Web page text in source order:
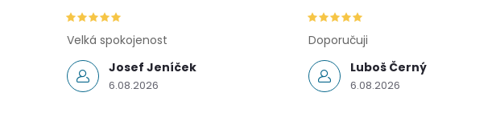
Josef Jeníček
6.08.2026
Velká spokojenost
Luboš Černý
6.08.2026
Doporučuji